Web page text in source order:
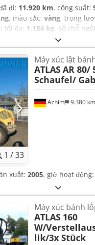
đi: 11.920 km, công suất:
, màu sắc: vàng, trọng
tối đa: 1.184 kg, số chỗ
, Năm sản xuất:
xây dựng:4.000 mm,
1 /33
Achim 9.380 km
Máy xúc lật
ATLASAR 80/
Schaufel/
xuất: 2005, giờ hoạt động:
Máy xúc bánh
ATLAS 160
W/
lik/3x Stück